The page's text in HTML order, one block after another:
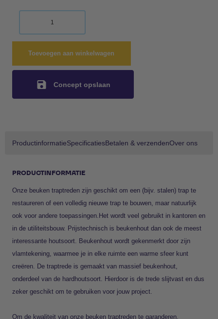
Toevoegen aan winkelwagen
Concept opslaan
ProductinformatieSpecificatiesBetalen & verzendenOver ons
PRODUCTINFORMATIE
Onze beuken traptreden zijn geschikt om een (bijv. stalen) trap te
restaureren of een volledig nieuwe trap te bouwen, maar natuurlijk
ook voor andere toepassingen.Het wordt veel gebruikt in kantoren en
in de utiliteitsbouw. Prijstechnisch is beukenhout dan ook de meest
interessante houtsoort. Beukenhout wordt gekenmerkt door zijn
vlamtekening, waarmee je in elke ruimte een warme sfeer kunt
creëren. De traptrede is gemaakt van massief beukenhout,
onderdeel van de hardhoutsoort. Hierdoor is de trede slijtvast en dus
zeker geschikt om te gebruiken voor jouw project.
Om de kwaliteit van onze beuken traptreden te garanderen,